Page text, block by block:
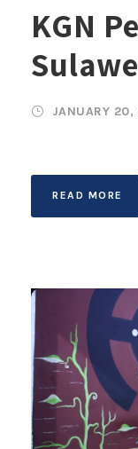
KGN
JANUARY
READ MORE